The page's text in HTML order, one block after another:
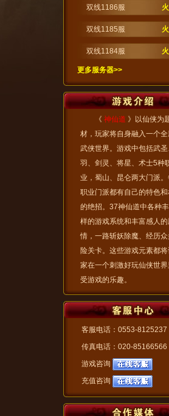
双线1186服
双线1185服
双线1184服
更多服务器>>
《 神仙道 》以仙侠为
材，玩家将自身融入一个全
武侠世界。游戏中包括武
羽、剑灵、将星、术士5种
业，蜀山、昆仑两大门派。
职业门派都有自己的特色
的绝招。37神仙道中各种
样的游戏系统和丰富感人的
情，一路斩妖除魔、经历众
险关卡。这些游戏元素都
家在一个刺激好玩仙侠世
受游戏的乐趣。
客服电话：0553-8125237
传真电话：020-85166566
游戏咨询
充值咨询